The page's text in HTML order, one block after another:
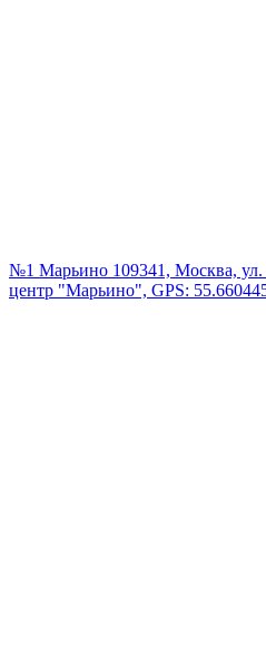
№1 Марьино 109341, Москва,
центр "Марьино", GPS: